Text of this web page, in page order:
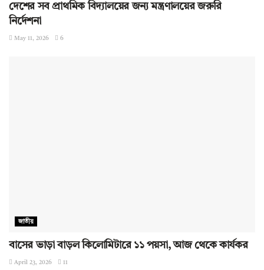
দেশের সব প্রাথমিক বিদ্যালয়ের জন্য মন্ত্রণালয়ের জরুরি
নির্দেশনা
May 11, 2026 6
জাতীয়
বাসের ভাড়া বাড়ল কিলোমিটারে ১১ পয়সা, আজ থেকে কার্যকর
April 23, 2026 11